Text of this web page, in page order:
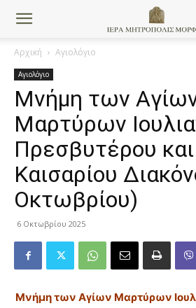
Αρχική Αγιολόγιο
Αγιολόγιο
Μνήμη των
Mαρτύρων
Πρεσβυτέρου και
Kαισαρίου
Οκτωβρίου)
6 Οκτωβρίου 2025
Μνήμη των Aγίων Mαρτύρων